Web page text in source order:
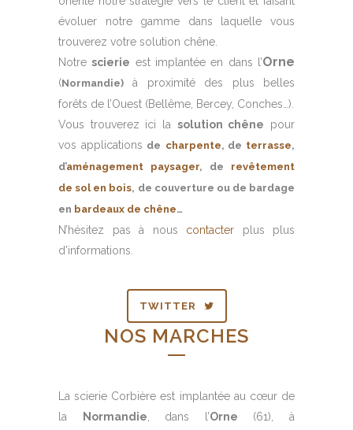
évoluer notre gamme dans laquelle vous
trouverez votre solution chêne.
Notrescierie est implantée en dans l’Orne
(Normandie) à proximité des plus belles
forêts de l’Ouest (Bellême, Bercey, Conches…).
Vous trouverez ici la solution chêne pour
vos applications de charpente, de terrasse,
d’aménagement paysager, de revêtement
de sol en bois, de couverture ou de bardage
en bardeaux de chêne…
N’hésitez pas à nous contacter plus plus
d’informations.
TWITTER
NOS MARCHES
La scierie Corbière est implantée au cœur de
la
Normandie , dans l’Orne (61), à